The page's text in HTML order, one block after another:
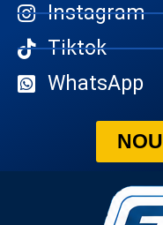
Instagram
Tiktok
WhatsApp